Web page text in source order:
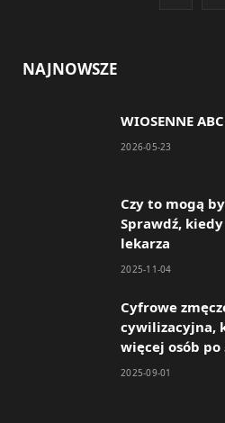
b
k
a
a
NAJNOWSZE
WIOSENNE
2026-05-23
Czy to mogą
Sprawdź,
lekarza
2025-11-04
Cyfrowe
cywilizacyjna,
więcej osób po
2025-09-01